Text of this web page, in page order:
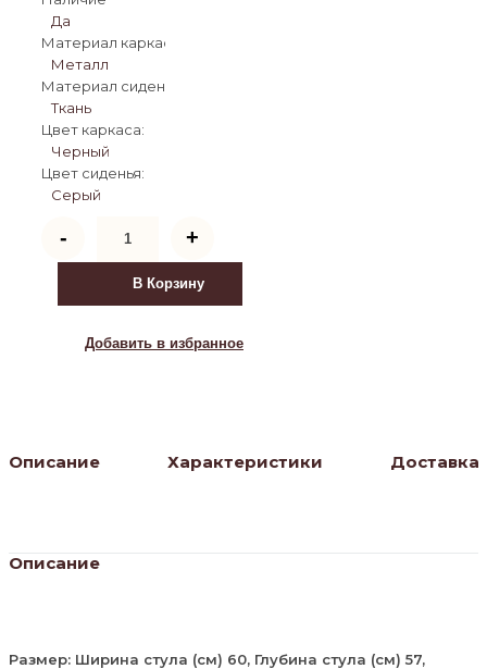
Да
Материал каркаса:
Металл
Материал сиденья:
Ткань
Цвет каркаса:
Черный
Цвет сиденья:
Серый
-
товара
Стул
ВИЛСОН
(WILSON)
11
каркас,
+
В Корзину
Добавить в избранное
Описание Характеристики Доставка
Описание
Размер: Ширина стула (см) 60, Глубина стула (см) 57,